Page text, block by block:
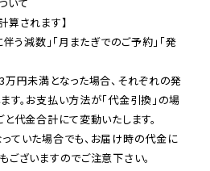
いて
算されます】
伴う減数」「月またぎでのご予約」「発
円未満となった場合、それぞれの発
す。お支払い方法が「代金引換」の場
ていた場合でも、お届け時の代金に
ございますのでご注意下さい。